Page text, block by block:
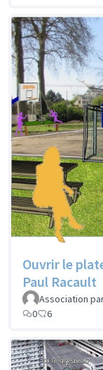
Ouvrir le
Paul Racault
Association
0
6